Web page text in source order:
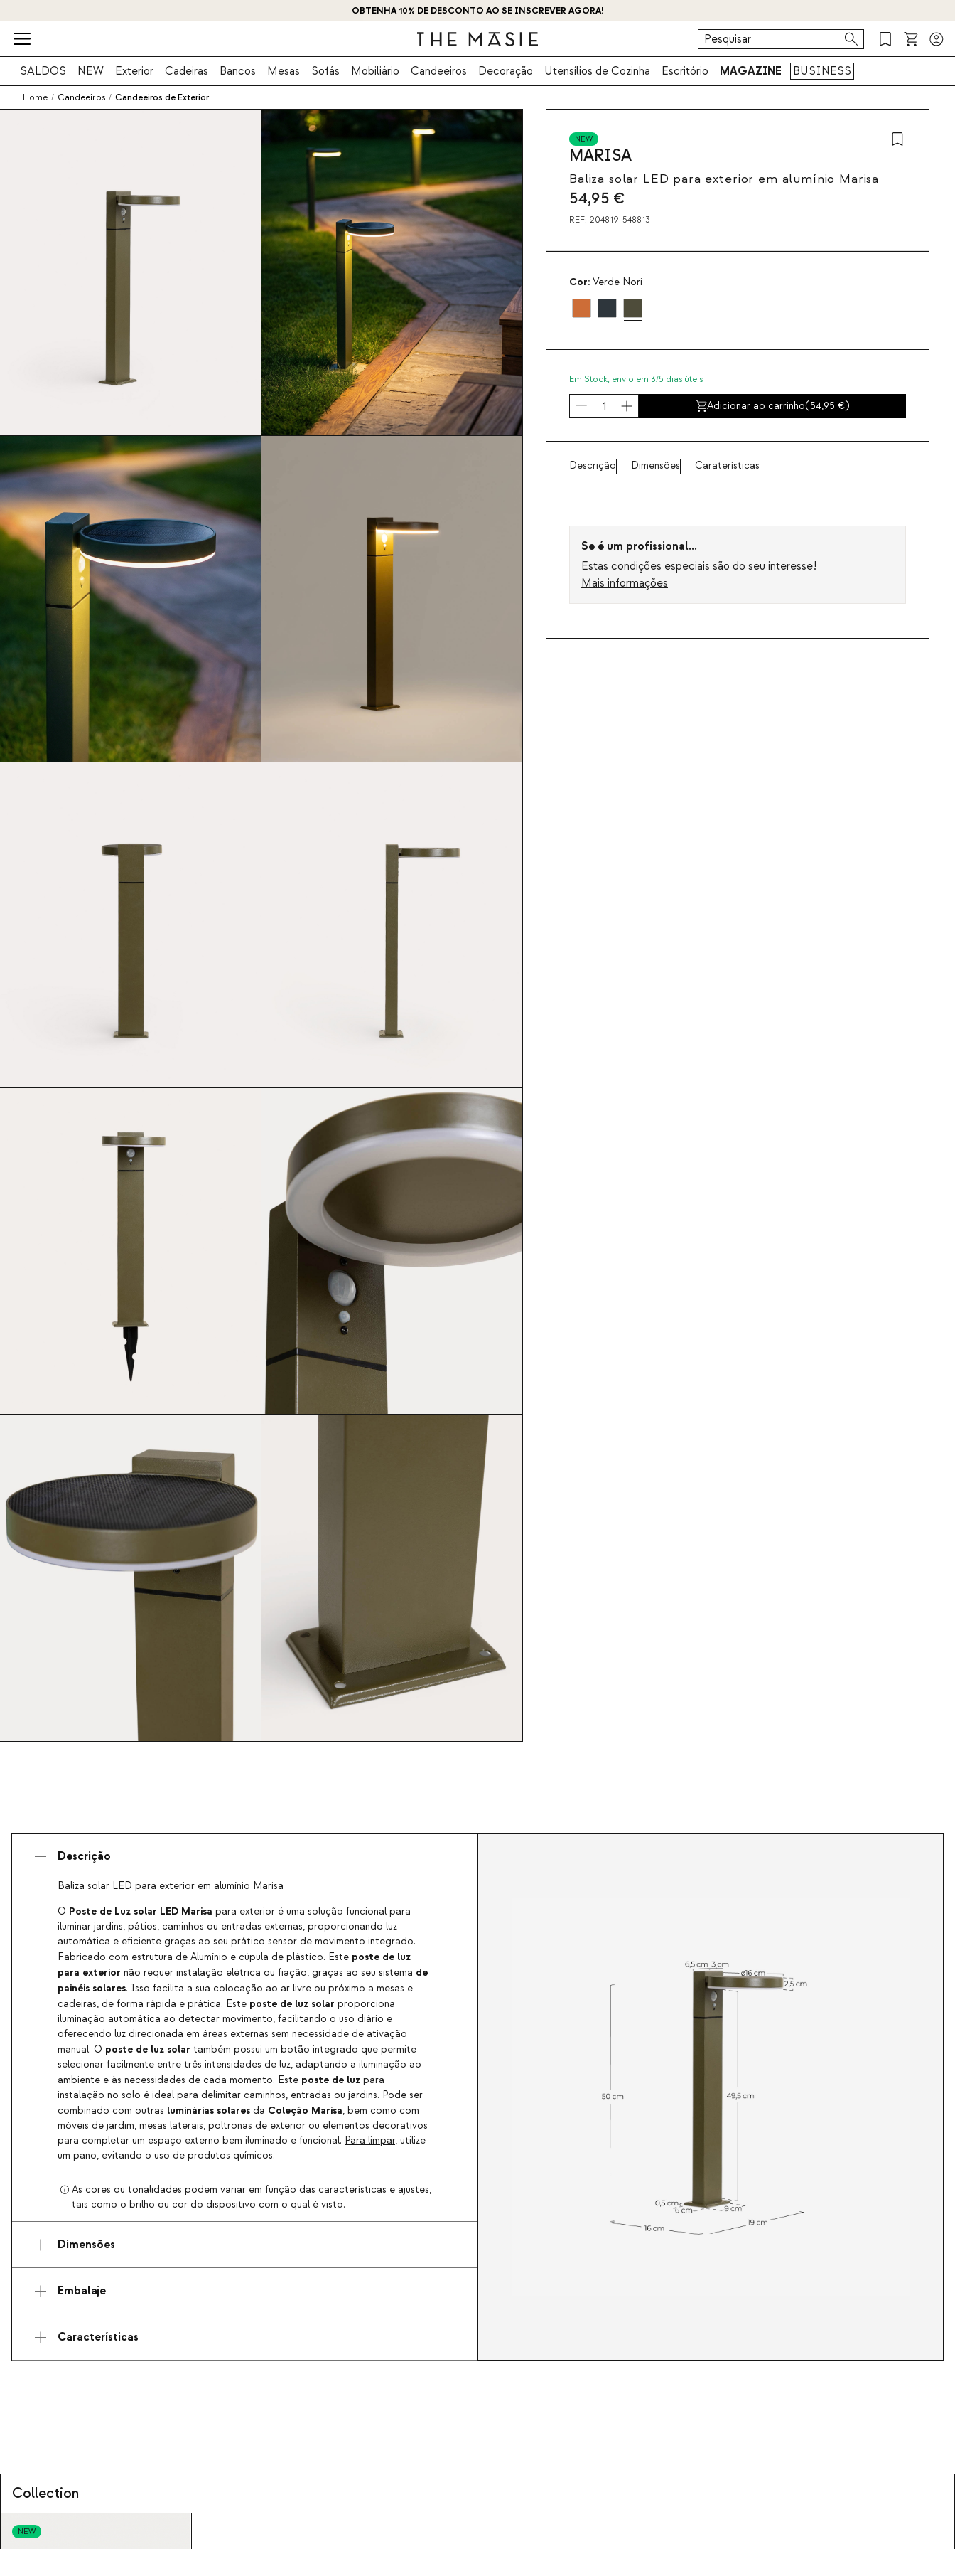
OBTENHA 10% DE DESCONTO AO SE INSCREVER AGORA!
SALDOS NEW Exterior Cadeiras Bancos Mesas Sofás Mobiliário Candeeiros Decoração Utensílios de Cozinha Escritório MAGAZINE BUSINESS
Home / Candeeiros / Candeeiros de Exterior
NEW
MARISA
Baliza solar LED para exterior em alumínio Marisa
54,95 €
REF: 204819-548813
Cor: Verde Nori
Em Stock, envio em 3/5 dias úteis
Adicionar ao carrinho(54,95 )
Descrição Dimensões Caraterísticas
Se é um profissional...
Estas condições especiais são do seu interesse!
Mais informações
Descrição
Baliza solar LED para exterior em alumínio Marisa
O Poste de Luz solar LED Marisa para exterior é uma solução funcional para
iluminar jardins, pátios, caminhos ou entradas externas, proporcionando luz
automática e eficiente graças ao seu prático sensor de movimento integrado.
Fabricado com estrutura de Alumínio e cúpula de plástico. Este poste de luz
para exterior não requer instalação elétrica ou fiação, graças ao seu sistema de
painéis solares. Isso facilita a sua colocação ao ar livre ou próximo a mesas e
cadeiras, de forma rápida e prática. Este poste de luz solar proporciona
iluminação automática ao detectar movimento, facilitando o uso diário e
oferecendo luz direcionada em áreas externas sem necessidade de ativação
manual. O poste de luz solar também possui um botão integrado que permite
selecionar facilmente entre três intensidades de luz, adaptando a iluminação ao
ambiente e às necessidades de cada momento. Este poste de luz para
instalação no solo é ideal para delimitar caminhos, entradas ou jardins. Pode ser
combinado com outras luminárias solares da Coleção Marisa, bem como com
móveis de jardim, mesas laterais, poltronas de exterior ou elementos decorativos
para completar um espaço externo bem iluminado e funcional. Para limpar, utilize
um pano, evitando o uso de produtos químicos.
As cores ou tonalidades podem variar em função das características e ajustes,
tais como o brilho ou cor do dispositivo com o qual é visto.
Dimensões
Embalaje
Características
Collection
NEW